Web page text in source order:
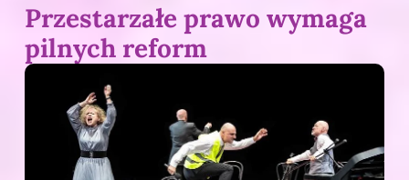
Przestarzałe prawo wymaga
pilnych reform